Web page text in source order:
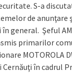
S-a
de anunţare
general. Şeful
primarilor
MOTOROLA
în cadrul